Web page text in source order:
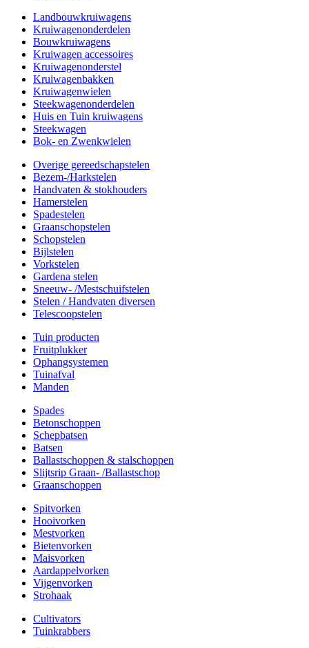
Landbouwkruiwagens
Kruiwagenonderdelen
Bouwkruiwagens
Kruiwagen accessoires
Kruiwagenonderstel
Kruiwagenbakken
Kruiwagenwielen
Steekwagenonderdelen
Huis en Tuin kruiwagens
Steekwagen
Bok- en Zwenkwielen
Overige gereedschapstelen
Bezem-/Harkstelen
Handvaten & stokhouders
Hamerstelen
Spadestelen
Graanschopstelen
Schopstelen
Bijlstelen
Vorkstelen
Gardena stelen
Sneeuw- /Mestschuifstelen
Stelen / Handvaten diversen
Telescoopstelen
Tuin producten
Fruitplukker
Ophangsystemen
Tuinafval
Manden
Spades
Betonschoppen
Schepbatsen
Batsen
Ballastschoppen & stalschoppen
Slijtsrip Graan- /Ballastschop
Graanschoppen
Spitvorken
Hooivorken
Mestvorken
Bietenvorken
Maisvorken
Aardappelvorken
Vijgenvorken
Strohaak
Cultivators
Tuinkrabbers